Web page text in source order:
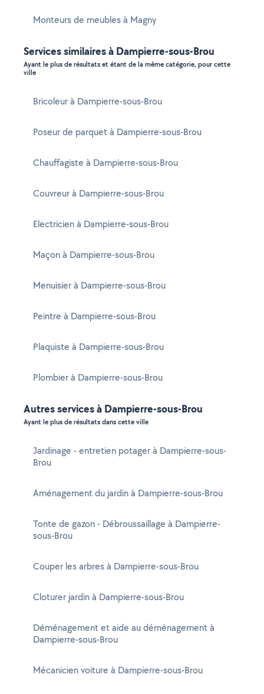
Monteurs de meubles à Magny
Services similaires à Dampierre-sous-Brou
Ayant le plus de résultats et étant de la même catégorie, pour cette
ville
Bricoleur à Dampierre-sous-Brou
Poseur de parquet à Dampierre-sous-Brou
Chauffagiste à Dampierre-sous-Brou
Couvreur à Dampierre-sous-Brou
Electricien à Dampierre-sous-Brou
Maçon à Dampierre-sous-Brou
Menuisier à Dampierre-sous-Brou
Peintre à Dampierre-sous-Brou
Plaquiste à Dampierre-sous-Brou
Plombier à Dampierre-sous-Brou
Autres services à Dampierre-sous-Brou
Ayant le plus de résultats dans cette ville
Jardinage - entretien potager à Dampierre-sous-
Brou
Aménagement du jardin à Dampierre-sous-Brou
Tonte de gazon - Débroussaillage à Dampierre-
sous-Brou
Couper les arbres à Dampierre-sous-Brou
Cloturer jardin à Dampierre-sous-Brou
Déménagement et aide au déménagement à
Dampierre-sous-Brou
Mécanicien voiture à Dampierre-sous-Brou